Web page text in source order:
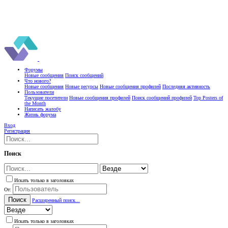
Форумы
Новые сообщения Поиск сообщений
Что нового?
Новые сообщения Новые ресурсы Новые сообщения профилей Последняя активность
Пользователи
Текущие посетители Новые сообщения профилей Поиск сообщений профилей Top Posters of
the Month
Написать жалобу
Жизнь форума
Вход
Регистрация
Поиск
Искать только в заголовках
От:
Поиск Расширенный поиск...
Искать только в заголовках